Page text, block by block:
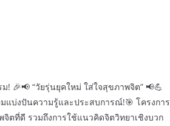
🎉📢 “วัยรุ่นยุคใหม่ ใส่ใจสุขภาพจิต” 📢💪
บ่งปันความรู้และประสบการณ์!🎯 โครงการ
ตที่ดี รวมถึงการใช้แนวคิดจิตวิทยาเชิงบวก